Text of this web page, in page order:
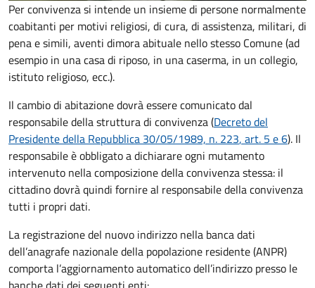
Per convivenza si intende un insieme di persone normalmente
coabitanti per motivi religiosi, di cura, di assistenza, militari, di
pena e simili, aventi dimora abituale nello stesso Comune (ad
esempio in una casa di riposo, in una caserma, in un collegio,
istituto religioso, ecc.).
Il cambio di abitazione dovrà essere comunicato dal
responsabile della struttura di convivenza (Decreto del
Presidente della Repubblica 30/05/1989, n. 223, art. 5 e 6). Il
responsabile è obbligato a dichiarare ogni mutamento
intervenuto nella composizione della convivenza stessa: il
cittadino dovrà quindi fornire al responsabile della convivenza
tutti i propri dati.
La registrazione del nuovo indirizzo nella banca dati
dell’anagrafe nazionale della popolazione residente (ANPR)
comporta l’aggiornamento automatico dell’indirizzo presso le